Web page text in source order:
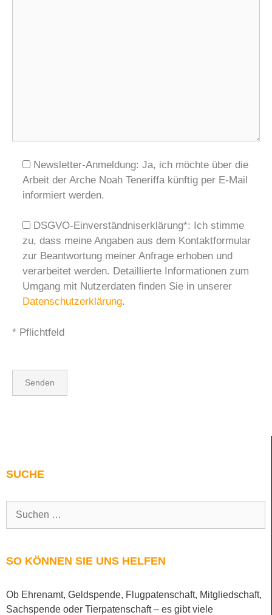
Newsletter-Anmeldung: Ja, ich möchte über die
Arbeit der Arche Noah Teneriffa künftig per E-Mail
informiert werden.
DSGVO-Einverständniserklärung*: Ich stimme
zu, dass meine Angaben aus dem Kontaktformular
zur Beantwortung meiner Anfrage erhoben und
verarbeitet werden. Detaillierte Informationen zum
Umgang mit Nutzerdaten finden Sie in unserer
Datenschutzerklärung.
* Pflichtfeld
SUCHE
SO KÖNNEN SIE UNS HELFEN
Ob Ehrenamt, Geldspende, Flugpatenschaft, Mitgliedschaft,
Sachspende oder Tierpatenschaft – es gibt viele